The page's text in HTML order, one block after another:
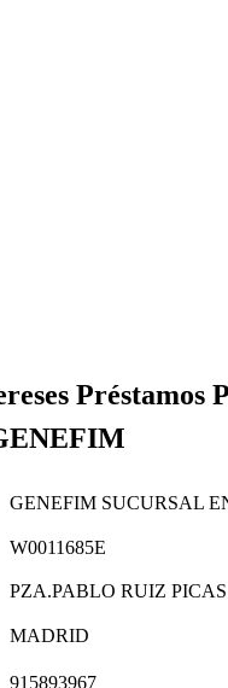
Préstamos
GENEFIM SUCURSAL
W0011685E
PZA.PABLO RUIZ
MADRID
915893967